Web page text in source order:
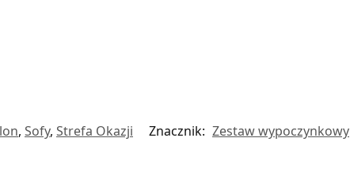
, Sofy, Strefa Okazji Znacznik: Zestaw wypoczynkowy